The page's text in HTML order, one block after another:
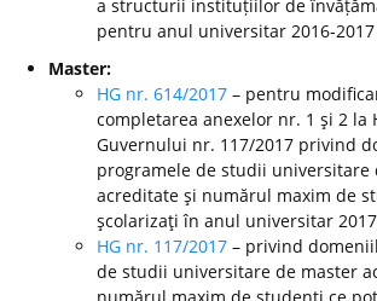
a structurii instituțiilor de
pentru anul universitar 2016-2017
Master:
HG nr. 614/2017 – pentru
completarea anexelor nr. 1 şi 2 la
Guvernului nr. 117/2017 privind
programele de studii universitare
acreditate şi numărul maxim de
şcolarizaţi în anul universitar
HG nr. 117/2017 – privind
de studii universitare de master